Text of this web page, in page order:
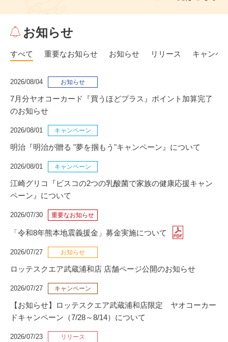
お知らせ
すべて 重要なお知らせ お知らせ リリース キャンペ
2026/08/04 お知らせ
7月分ヤオコーカード『買うほどプラス』ポイント加算完了
のお知らせ
2026/08/01 キャンペーン
明治『明治が贈る "夢を掴もう"キャンペーン』について
2026/08/01 キャンペーン
江崎グリコ『ビスコの2つの乳酸菌で家族の健康応援キャン
ペーン』について
2026/07/30 重要なお知らせ
「令和8年熊本地震義援金」募金実施について
2026/07/27 お知らせ
ロッテスクエア武蔵浦和店 店舗ページ公開のお知らせ
2026/07/27 キャンペーン
【お知らせ】ロッテスクエア武蔵浦和店限定 ヤオコーカー
ドキャンペーン（7/28～8/14）について
2026/07/23 リリース